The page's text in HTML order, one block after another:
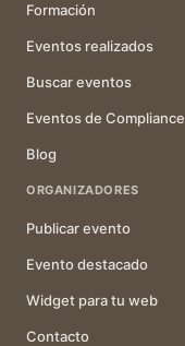
Formación
Eventos realizados
Buscar eventos
Eventos de Compliance
Blog
ORGANIZADORES
Publicar evento
Evento destacado
Widget para tu web
Contacto